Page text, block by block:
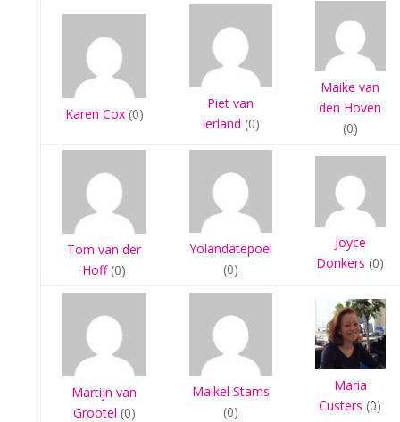
Karen Cox(0)
Piet van
Ierland (0)
Maike van
den Hoven
(0)
Tom van der
Hoff(0)
Yolandatepoel
(0)
Joyce
Donkers (0)
Martijn van
Grootel (0)
Maikel Stams
(0)
Maria
Custers (0)